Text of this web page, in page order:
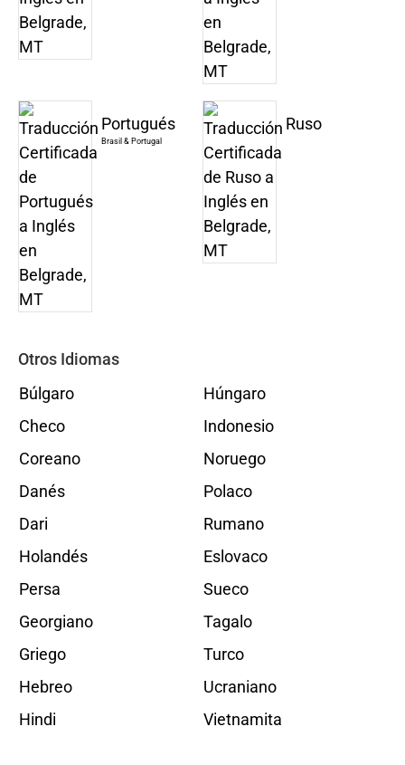
Portugués
Brasil & Portugal
Ruso
Otros Idiomas
Búlgaro
Checo
Coreano
Danés
Dari
Holandés
Persa
Georgiano
Griego
Hebreo
Hindi
Húngaro
Indonesio
Noruego
Polaco
Rumano
Eslovaco
Sueco
Tagalo
Turco
Ucraniano
Vietnamita